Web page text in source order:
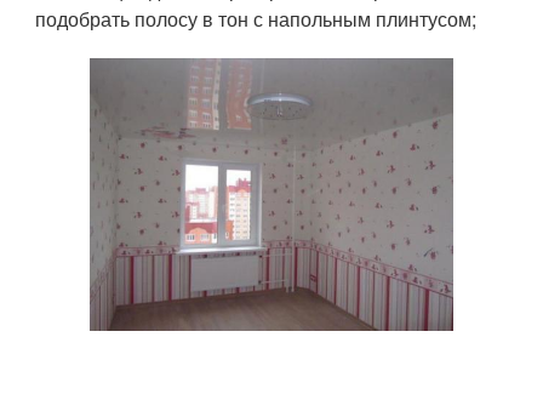
подобрать полосу в тон с напольным плинтусом;